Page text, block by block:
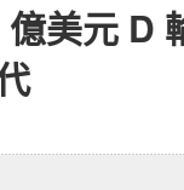
美元 D